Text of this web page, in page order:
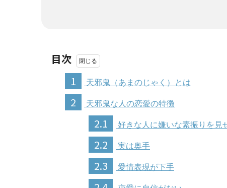
目次
1
天邪鬼（あまのじゃく）とは
2 天邪鬼な人の恋愛の特徴
2.1 好きな人に嫌いな素振りを見
2.2 実は奥手
2.3 愛情表現が下手